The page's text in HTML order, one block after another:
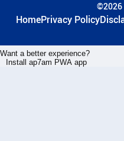
©2026
HomePrivacy Policy
Want a better experience?
Install ap7am PWA app